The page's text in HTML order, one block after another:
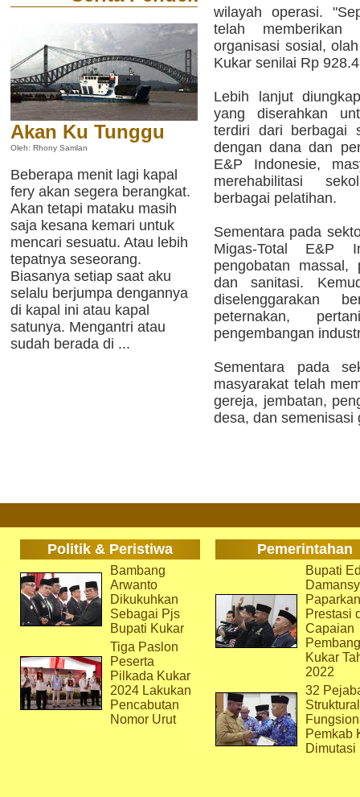
Akan Ku Tunggu
Oleh: Rhony Samlan
Beberapa menit lagi kapal
fery akan segera berangkat.
Akan tetapi mataku masih
saja kesana kemari untuk
mencari sesuatu. Atau lebih
tepatnya seseorang.
Biasanya setiap saat aku
selalu berjumpa dengannya
di kapal ini atau kapal
satunya. Mengantri atau
sudah berada di ...
wilayah operasi.
telah memberikan
organisasi sosial,
Kukar senilai Rp
Lebih lanjut
yang diserahkan
terdiri dari berbagai
dengan dana dan
E&P Indonesie,
merehabilitasi
berbagai pelatihan.
Sementara pada
Migas-Total E&P
pengobatan massal,
dan sanitasi.
diselenggarakan
peternakan,
pengembangan
Sementara pada
masyarakat telah
gereja, jembatan,
desa, dan semenisasi
Politik & Peristiwa Pemerintahan
Bambang
Arwanto
Dikukuhkan
Sebagai Pjs
Bupati Kukar
Tiga Paslon
Peserta
Pilkada Kukar
2024 Lakukan
Pencabutan
Nomor Urut
Bupati
Paparkan
Prestasi
Capaian
Kukar
2022
32
Pemkab
Dimutasi